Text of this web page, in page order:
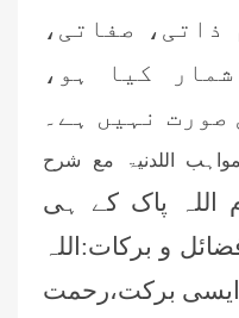
ذاتی، صفاتی،
کیا ہو،
نہیں ہے۔
اللدنیۃ مع شرح
اللہ پاک کے ہی
و برکات:اللہ
ایسی برکت،رحمت